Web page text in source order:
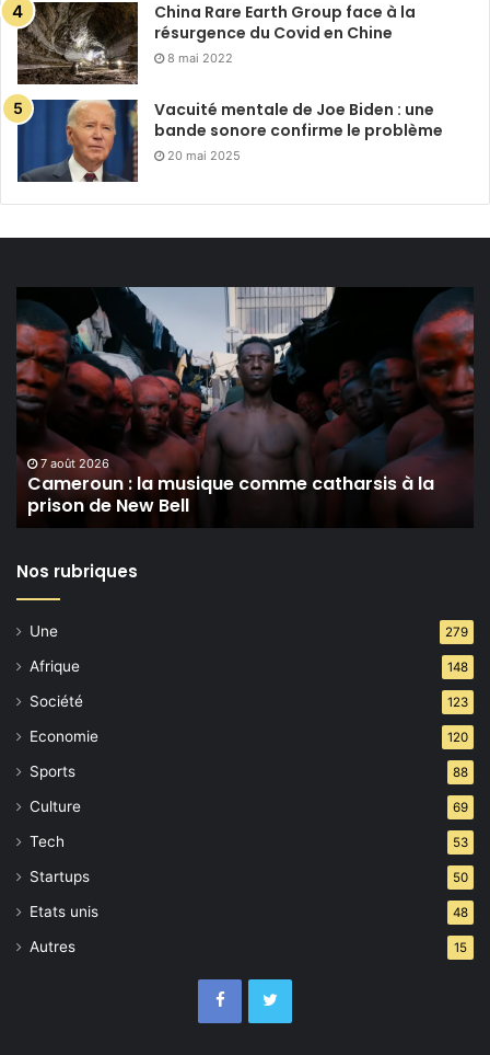
China Rare Earth Group face à la
résurgence du Covid en Chine
8 mai 2022
Vacuité mentale de Joe Biden : une
bande sonore confirme le problème
20 mai 2025
la
musique
comme
catharsis
à
prison
de
New
Bell
7 août 2026
Cameroun : la musique comme catharsis à la
prison de New Bell
Nos rubriques
Une 279
Afrique 148
Société 123
Economie 120
Sports 88
Culture 69
Tech 53
Startups 50
Etats unis 48
Autres 15